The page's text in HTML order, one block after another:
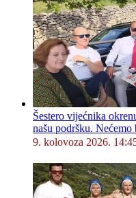
Šestero vijećnika
našu podršku.
9. kolovoza 2026.